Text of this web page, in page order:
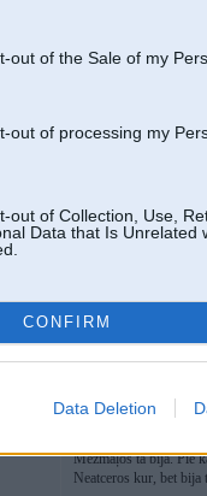
out of the Sale of my
out of processing my
out of Collection, Use,
Data that Is Unrelated
CONFIRM
Data Deletion
04 Mar
Par to
Man
Kādas 2-4x dārgāk?
Mežmaļos tā bija. Pie
Neatceros kur, bet bija